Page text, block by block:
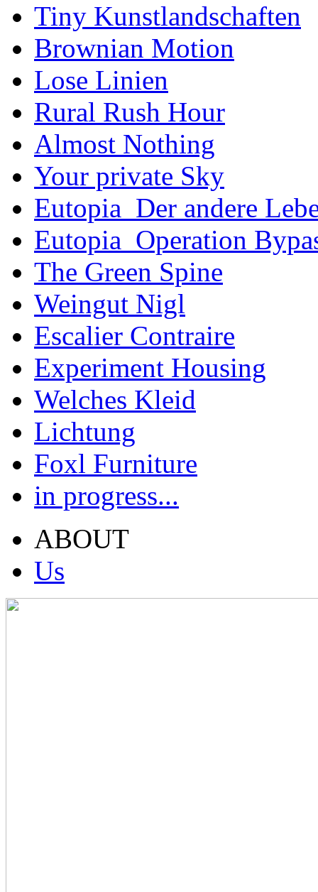
Tiny Kunstlandschaften
Brownian Motion
Lose Linien
Rural Rush Hour
Almost Nothing
Your private Sky
Eutopia_Der andere
Eutopia_Operation
The Green Spine
Weingut Nigl
Escalier Contraire
Experiment Housing
Welches Kleid
Lichtung
Foxl Furniture
in progress...
ABOUT
Us